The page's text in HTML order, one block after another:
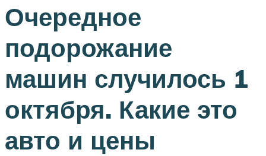
Очередное
подорожание
машин случилось 1
октября. Какие это
авто и цены